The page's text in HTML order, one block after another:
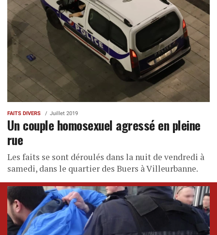
FAITS DIVERS Juillet 2019
Un couple homosexuel agressé en pleine
rue
Les faits se sont déroulés dans la nuit de vendredi à
samedi, dans le quartier des Buers à Villeurbanne.